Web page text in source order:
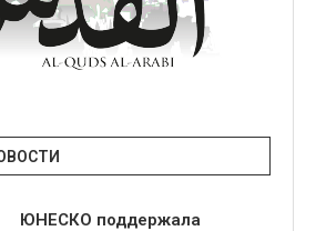
ЮНЕСКО поддержала